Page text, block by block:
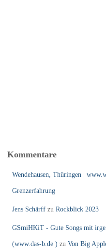
Kommentare
Wendehausen, Thüringen |
Grenzerfahrung
Jens Schärff zu Rockblick 2023
GSmiHKiT - Gute Songs mit
(www.das-b.de ) zu Von Big